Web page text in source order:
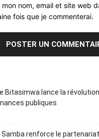
mon nom, email et site web
fois que je commenterai.
Bitasimwa lance la
publiques
Samba renforce le